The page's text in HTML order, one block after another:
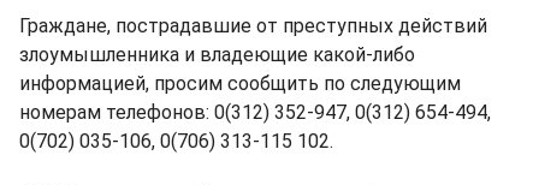
Граждане, пострадавшие от преступных действий
злоумышленника и владеющие какой-либо
информацией, просим сообщить по следующим
номерам телефонов: 0(312) 352-947, 0(312) 654-494,
0(702) 035-106, 0(706) 313-115 102.